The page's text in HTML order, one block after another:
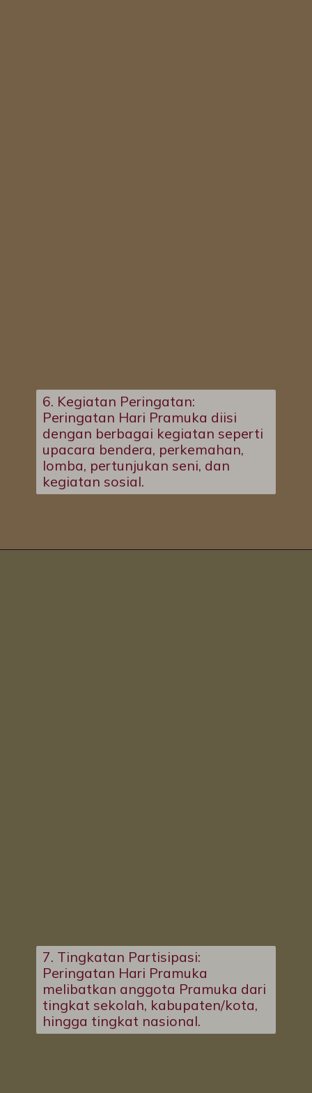
6. Kegiatan Peringatan:
Peringatan Hari Pramuka diisi
dengan berbagai kegiatan seperti
upacara bendera, perkemahan,
lomba, pertunjukan seni, dan
kegiatan sosial.
7. Tingkatan Partisipasi:
Peringatan Hari Pramuka
melibatkan anggota Pramuka dari
tingkat sekolah, kabupaten/kota,
hingga tingkat nasional.